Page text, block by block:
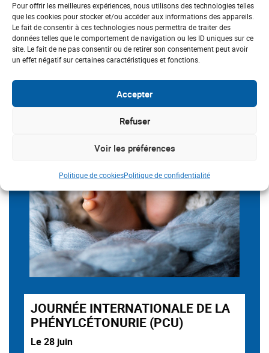
Pour offrir les meilleures expériences, nous utilisons des technologies telles
que les cookies pour stocker et/ou accéder aux informations des appareils.
Le fait de consentir à ces technologies nous permettra de traiter des
données telles que le comportement de navigation ou les ID uniques sur ce
site. Le fait de ne pas consentir ou de retirer son consentement peut avoir
un effet négatif sur certaines caractéristiques et fonctions.
Accepter
Refuser
Voir les préférences
Politique de cookiesPolitique de confidentialité
SAVE THE DATE
JOURNÉE INTERNATIONALE DE LA
PHÉNYLCÉTONURIE (PCU)
Le 28 juin